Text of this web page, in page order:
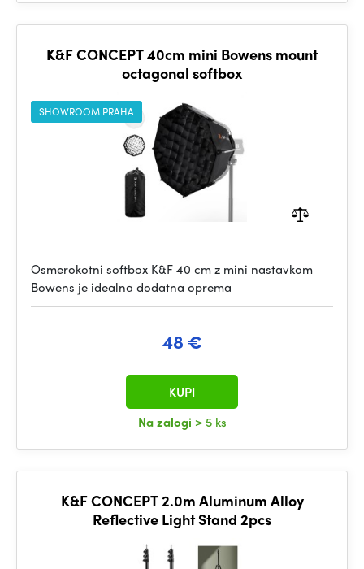
K&F CONCEPT 40cm mini Bowens mount
octagonal softbox
SHOWROOM PRAHA
Osmerokotni softbox K&F 40 cm z mini nastavkom
Bowens je idealna dodatna oprema
48 €
Na zalogi > 5 ks
KUPI
K&F CONCEPT 2.0m Aluminum Alloy
Reflective Light Stand 2pcs